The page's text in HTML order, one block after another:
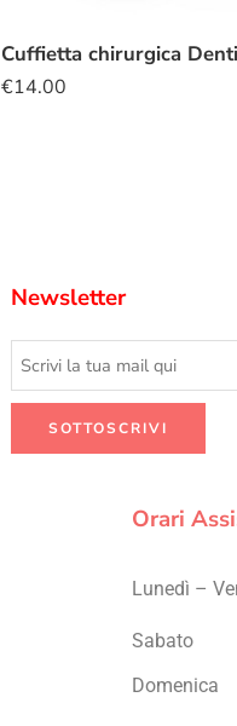
€14.00
Newsletter
Orari
Lunedì –
Sabato
Domenica